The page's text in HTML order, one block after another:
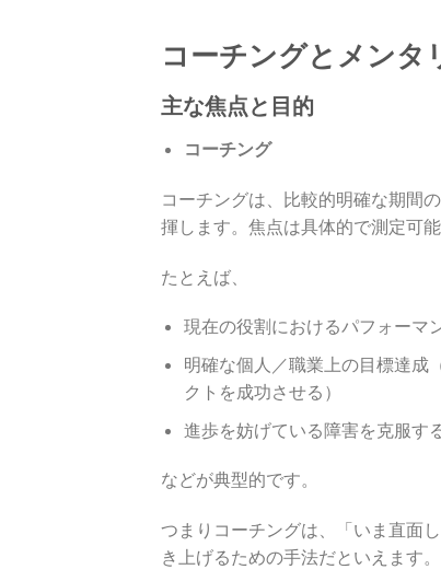
コーチングとメンタ
主な焦点と目的
コーチング
コーチングは、比較的明確な期間
揮します。焦点は具体的で測定可
たとえば、
現在の役割におけるパフォーマ
明確な個人／職業上の目標達成
クトを成功させる）
進歩を妨げている障害を克服す
などが典型的です。
つまりコーチングは、「いま直面
き上げるための手法だといえます。